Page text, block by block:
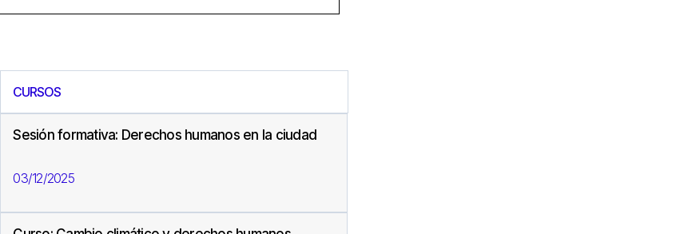
CURSOS
Sesión formativa: Derechos humanos en la ciudad
03/12/2025